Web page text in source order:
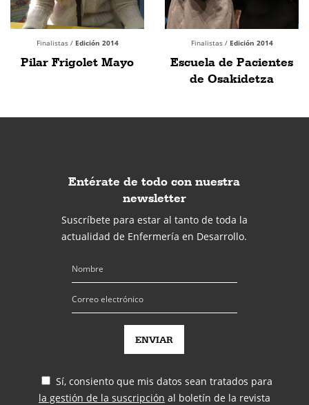
Finalistas / Edición 2014
Pilar Frigolet Mayo
Finalistas / Edición 2014
Escuela de Pacientes
de Osakidetza
Entérate de todo con nuestra
newsletter
Suscríbete para estar al tanto de toda la
actualidad de Enfermería en Desarrollo.
Sí, consiento que mis datos sean tratados para
la gestión de la suscripción al boletín de la revista